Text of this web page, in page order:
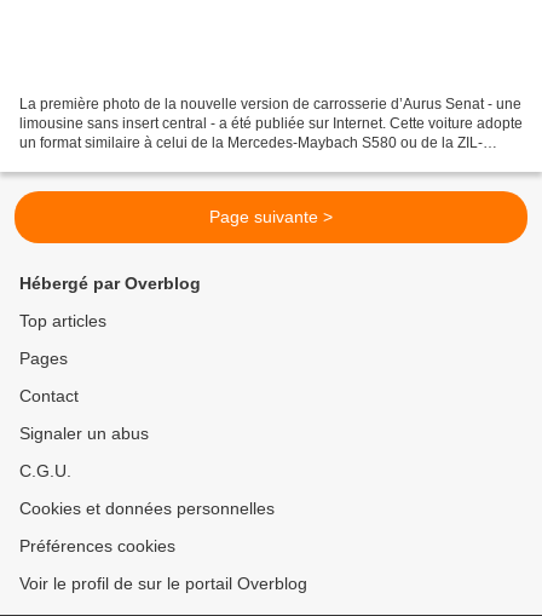
La première photo de la nouvelle version de carrosserie d’Aurus Senat - une
limousine sans insert central - a été publiée sur Internet. Cette voiture adopte
un format similaire à celui de la Mercedes-Maybach S580 ou de la ZIL-
Page suivante >
Hébergé par Overblog
Top articles
Pages
Contact
Signaler un abus
C.G.U.
Cookies et données personnelles
Préférences cookies
Voir le profil de sur le portail Overblog